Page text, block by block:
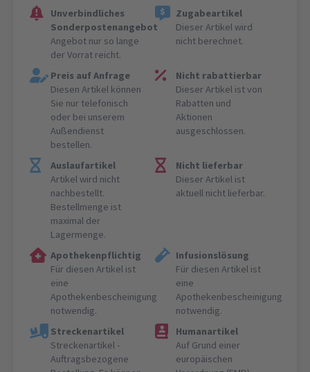
Unverbindliches
Sonderpostenangebot
Angebot nur so lange
der Vorrat reicht.
Zugabeartikel
Dieser Artikel wird
nicht berechnet.
Preis auf Anfrage
Diesen Artikel können
Sie nur telefonisch
oder bei unserem
Außendienst
bestellen.
Nicht rabattierbar
Dieser Artikel ist von
Rabatten und
Aktionen
ausgeschlossen.
Auslaufartikel
Artikel wird nicht
nachbestellt.
Bestellmenge ist
maximal der
Lagermenge.
Nicht lieferbar
Dieser Artikel ist
aktuell nicht lieferbar.
Apothekenpflichtig
Für diesen Artikel ist
eine
Apothekenbescheinigung
notwendig.
Infusionslösung
Für diesen Artikel ist
eine
Apothekenbescheinigung
notwendig.
Streckenartikel
Streckenartikel -
Auftragsbezogene
Humanartikel
Auf Grund einer
europäischen